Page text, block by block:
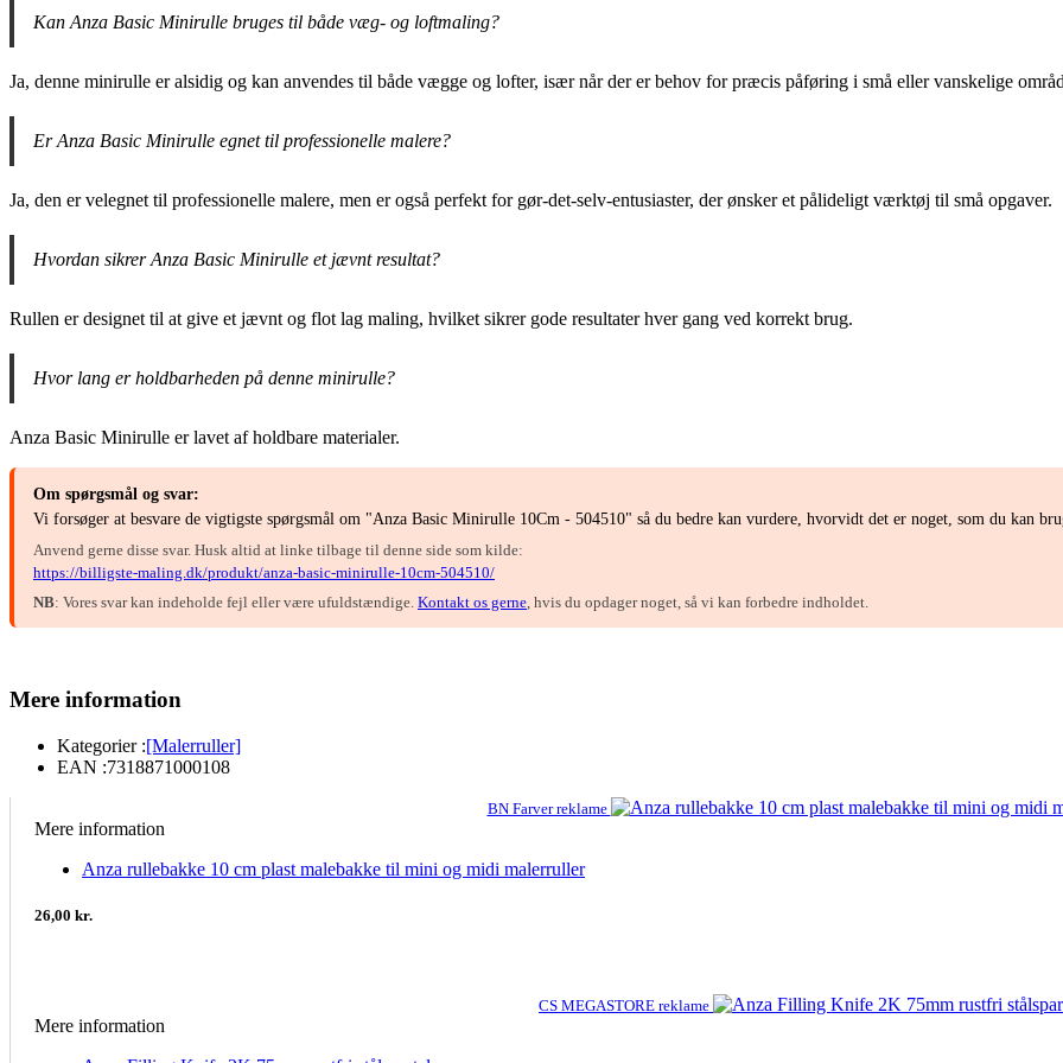
Kan Anza Basic Minirulle bruges til både væg- og loftmaling?
Ja, denne minirulle er alsidig og kan anvendes til både vægge og lofter, især når der er behov for præcis påføring i små eller vanskelige
Er Anza Basic Minirulle egnet til professionelle malere?
Ja, den er velegnet til professionelle malere, men er også perfekt for gør-det-selv-entusiaster, der ønsker et pålideligt værktøj til små opgaver.
Hvordan sikrer Anza Basic Minirulle et jævnt resultat?
Rullen er designet til at give et jævnt og flot lag maling, hvilket sikrer gode resultater hver gang ved korrekt brug.
Hvor lang er holdbarheden på denne minirulle?
Anza Basic Minirulle er lavet af holdbare materialer.
Om spørgsmål og svar:
Vi forsøger at besvare de vigtigste spørgsmål om "Anza Basic Minirulle 10Cm - 504510" så du bedre kan vurdere, hvorvidt det er noget, som du kan
Anvend gerne disse svar. Husk altid at linke tilbage til denne side som kilde:
https://billigste-maling.dk/produkt/anza-basic-minirulle-10cm-504510/
NB: Vores svar kan indeholde fejl eller være ufuldstændige. Kontakt os gerne, hvis du opdager noget, så vi kan forbedre indholdet.
Mere information
Kategorier :[Malerruller]
EAN :7318871000108
BN Farver reklame
Mere information
Anza rullebakke 10 cm plast malebakke til mini og midi malerruller
26,00 kr.
CS MEGASTORE reklame
Mere information